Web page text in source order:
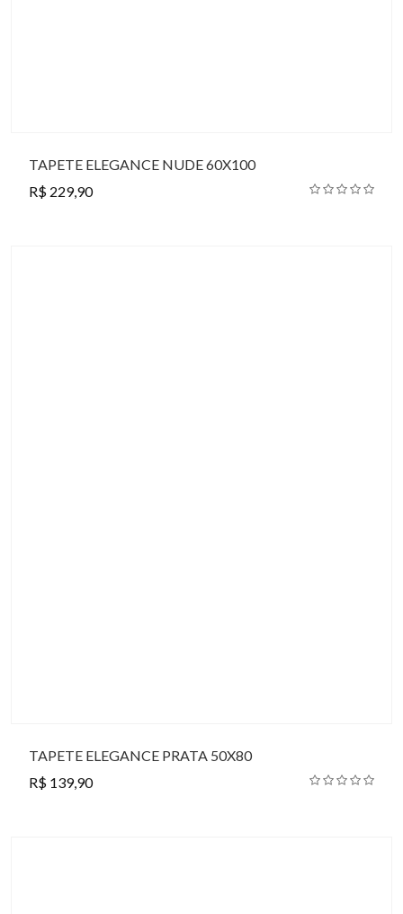
TAPETE ELEGANCE NUDE 60X100
R$ 229,90
TAPETE ELEGANCE PRATA 50X80
R$ 139,90